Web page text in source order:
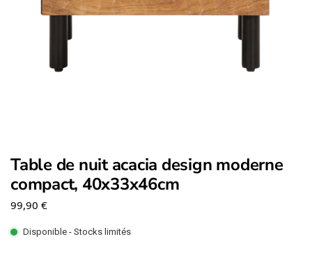
Table de nuit acacia design moderne
compact, 40x33x46cm
99,90 €
Disponible - Stocks limités